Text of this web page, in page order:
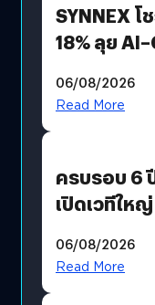
SYNNEX โ
18% ลุย
Revenue เ
06/08/2026
Read More
ครบรอบ 6
เปิดเวทีให
แนวทางปรั
06/08/2026
Read More